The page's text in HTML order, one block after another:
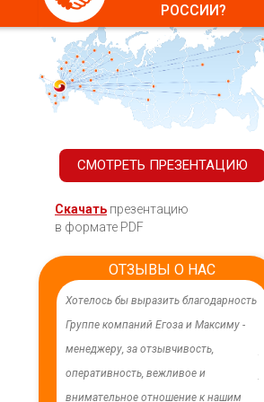
РОССИИ?
СМОТРЕТЬ ПРЕЗЕНТАЦИЮ
Скачать презентацию
в формате PDF
ОТЗЫВЫ О НАС
Хотелось бы выразить благодарность
Группе компаний Егоза и Максиму -
менеджеру, за отзывчивость,
оперативность, вежливое и
внимательное отношение к нашим